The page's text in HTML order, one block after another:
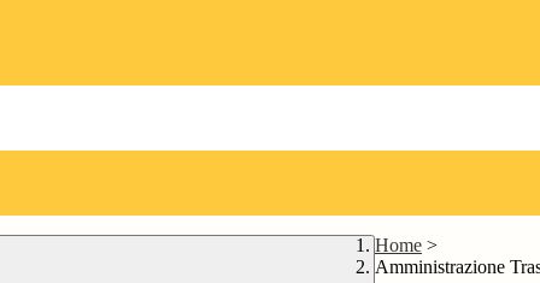
Home >
Amministrazione